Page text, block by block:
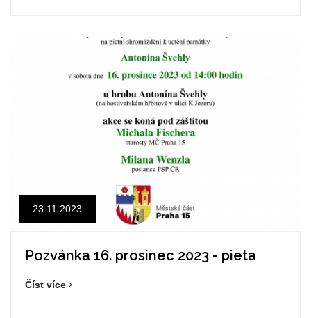
23.11.2023
Pozvánka 16. prosinec 2023 - pieta
Číst více